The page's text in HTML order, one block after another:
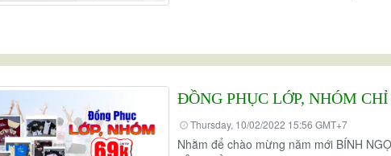
ĐỒNG PHỤC LỚP, NHÓM
Thursday, 10/02/2022 15:56 GMT+7
Nhằm để chào mừng năm mới BÍNH